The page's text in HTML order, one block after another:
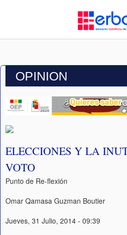
OPINION
ELECCIONES Y LA
VOTO
Punto de Re-flexión
Omar Qamasa Guzman Boutier
Jueves, 31 Julio, 2014 - 09:39